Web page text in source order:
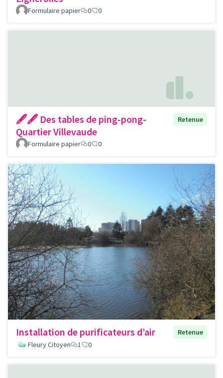
Formulaire papier 0 0
🖋🖋 Des tables de ping-pong-
Quartier Villevaude
Retenue
Formulaire papier 0 0
Installation de purificateurs d’air
Retenue
Fleury Citoyen
1 0